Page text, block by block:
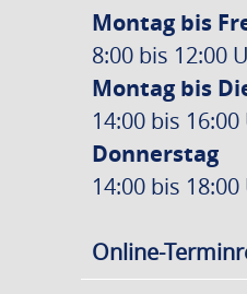
Montag bis
8:00 bis 12:00
Montag bis
14:00 bis
Donnerstag
14:00 bis
Online-